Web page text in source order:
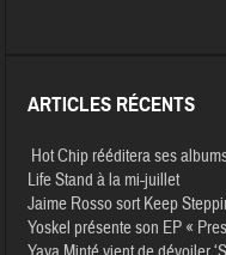
ARTICLES RÉCENTS
Hot Chip rééditera ses
Life Stand à la mi-juillet
Jaime Rosso sort Keep
Yoskel présente son EP «